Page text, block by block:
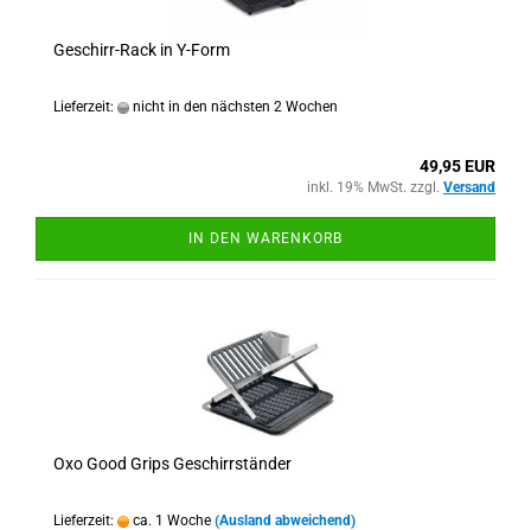
Geschirr-Rack in Y-Form
Lieferzeit: nicht in den nächsten 2 Wochen
49,95 EUR
inkl. 19% MwSt. zzgl. Versand
IN DEN WARENKORB
Oxo Good Grips Geschirrständer
Lieferzeit: ca. 1 Woche (Ausland abweichend)